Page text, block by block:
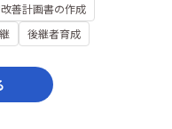
善計画書の作成
後継者育成